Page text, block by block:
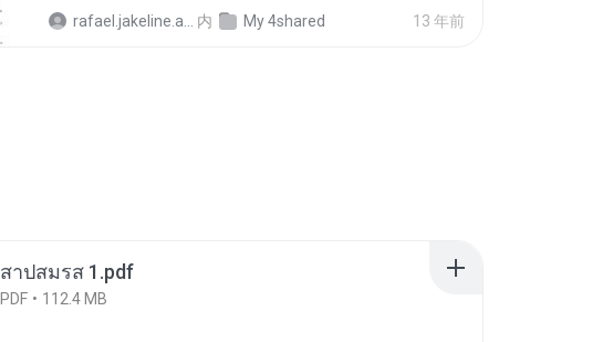
rafael.jakeline.araujo 内 My 4shared 13 年前
สาปสมรส 1.pdf
PDF 112.4 MB